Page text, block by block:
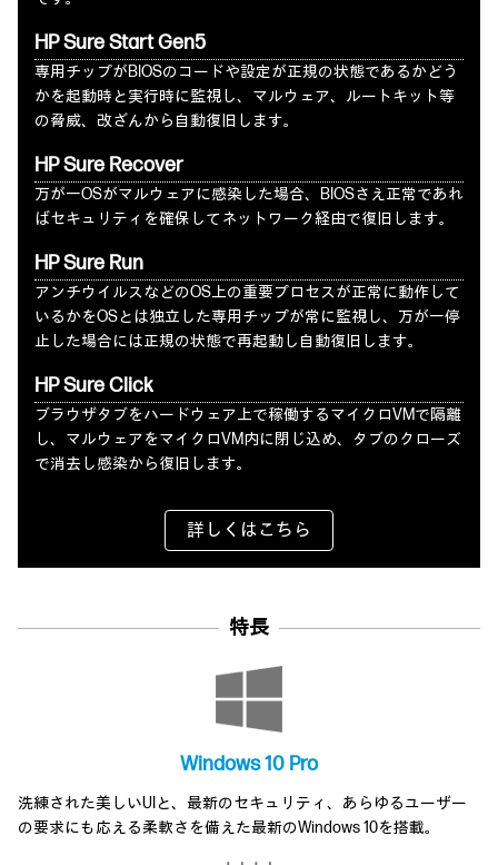
HP Sure Start Gen5
専用チップがBIOSのコードや設定が正規の状態であるかどう
かを起動時と実行時に監視し、マルウェア、ルートキット等
の脅威、改ざんから自動復旧します。
HP Sure Recover
万が一OSがマルウェアに感染した場合、BIOSさえ正常であれ
ばセキュリティを確保してネットワーク経由で復旧します。
HP Sure Run
アンチウイルスなどのOS上の重要プロセスが正常に動作して
いるかをOSとは独立した専用チップが常に監視し、万が一停
止した場合には正規の状態で再起動し自動復旧します。
HP Sure Click
ブラウザタブをハードウェア上で稼働するマイクロVMで隔離
し、マルウェアをマイクロVM内に閉じ込め、タブのクローズ
で消去し感染から復旧します。
詳しくはこちら
特長
Windows 10 Pro
洗練された美しいUIと、最新のセキュリティ、あらゆるユーザー
の要求にも応える柔軟さを備えた最新のWindows 10を搭載。